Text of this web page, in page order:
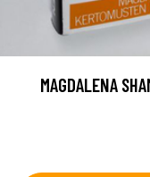
MAGDALENA